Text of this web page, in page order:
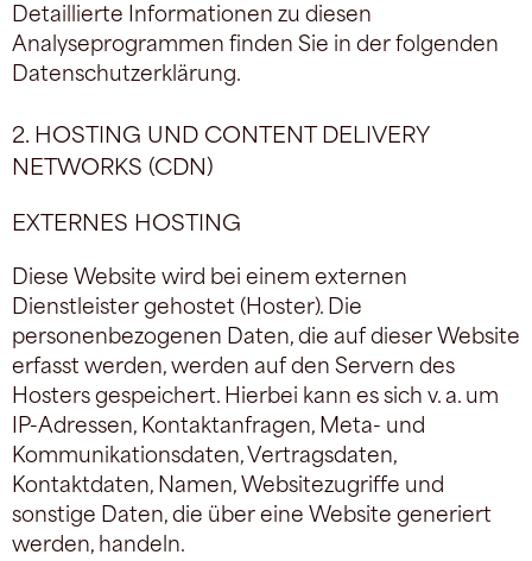
Detaillierte Informationen zu diesen
Analyseprogrammen finden Sie in der folgenden
Datenschutzerklärung.
2. HOSTING UND CONTENT DELIVERY
NETWORKS (CDN)
EXTERNES HOSTING
Diese Website wird bei einem externen
Dienstleister gehostet (Hoster). Die
personenbezogenen Daten, die auf dieser Website
erfasst werden, werden auf den Servern des
Hosters gespeichert. Hierbei kann es sich v. a. um
IP-Adressen, Kontaktanfragen, Meta- und
Kommunikationsdaten, Vertragsdaten,
Kontaktdaten, Namen, Websitezugriffe und
sonstige Daten, die über eine Website generiert
werden, handeln.